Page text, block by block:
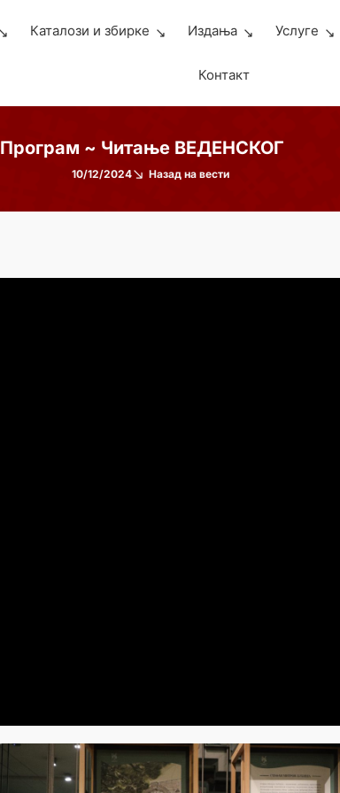
Каталози и збирке Издања Услуге
Контакт
Програм ~ Читање ВЕДЕНСКОГ
10/12/2024 Назад на вести